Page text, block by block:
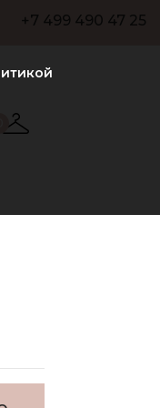
+7 499 490 47 25